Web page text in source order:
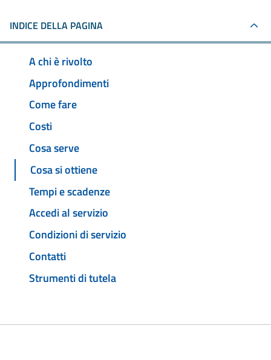
INDICE DELLA PAGINA
A chi è rivolto
Approfondimenti
Come fare
Costi
Cosa serve
Cosa si ottiene
Tempi e scadenze
Accedi al servizio
Condizioni di servizio
Contatti
Strumenti di tutela